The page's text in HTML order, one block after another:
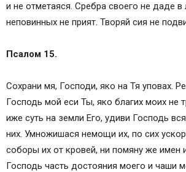
и не отметаяся. Сребра своего не даде
неповинных не прият. Творяй сия не
Псалом 15.
Сохрани мя, Господи, яко на Тя уповах.
Господь мой еси Ты, яко благих моих не
иже суть на земли Его, удиви Господь
них. Умножишася немощи их, по сих
соборы их от кровей, ни помяну же имен
Господь часть достояния моего и чаши